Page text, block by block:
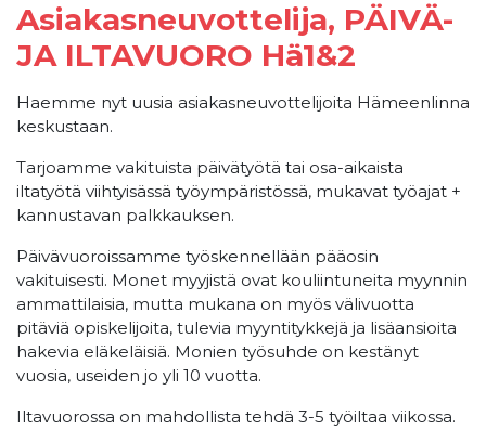
Asiakasneuvottelija, PÄIVÄ-
JA ILTAVUORO Hä1&2
Haemme nyt uusia asiakasneuvottelijoita Hämeenlinna
keskustaan.
Tarjoamme vakituista päivätyötä tai osa-aikaista
iltatyötä viihtyisässä työympäristössä, mukavat työajat +
kannustavan palkkauksen.
Päivävuoroissamme työskennellään pääosin
vakituisesti. Monet myyjistä ovat kouliintuneita myynnin
ammattilaisia, mutta mukana on myös välivuotta
pitäviä opiskelijoita, tulevia myyntitykkejä ja lisäansioita
hakevia eläkeläisiä. Monien työsuhde on kestänyt
vuosia, useiden jo yli 10 vuotta.
Iltavuorossa on mahdollista tehdä 3-5 työiltaa viikossa.